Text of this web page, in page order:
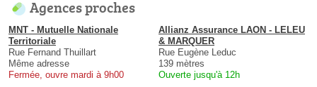
Agences proches
MNT - Mutuelle Nationale
Territoriale
Rue Fernand Thuillart
Même adresse
Fermée, ouvre mardi à 9h00
Allianz Assurance LAON - LELEU
& MARQUER
Rue Eugène Leduc
139 mètres
Ouverte jusqu'à 12h